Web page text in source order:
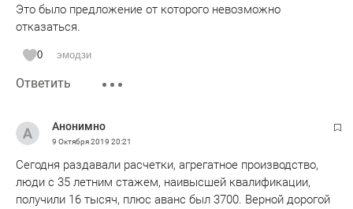
Это было предложение от которого невозможно
отказаться.
0 эмодзи
Ответить
Анонимно
9 Октября 2019 20:21
Сегодня раздавали расчетки, агрегатное производство,
люди с 35 летним стажем, наивысшей квалификации,
получили 16 тысяч, плюс аванс был 3700. Верной дорогой